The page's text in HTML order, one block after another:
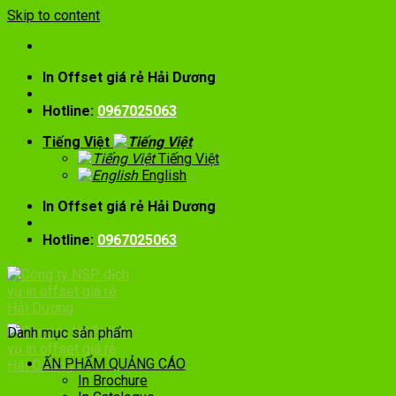
Skip to content
In Offset giá rẻ Hải Dương
Hotline: 0967025063
Tiếng Việt
Tiếng Việt
English
In Offset giá rẻ Hải Dương
Hotline: 0967025063
Danh mục sản phẩm
ẤN PHẨM QUẢNG CÁO
In Brochure